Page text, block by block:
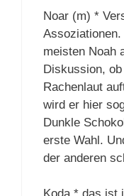
Noar (m) *
meisten Noah
Diskussion,
Rachenlaut
wird er hier
Dunkle
erste Wahl.
der anderen